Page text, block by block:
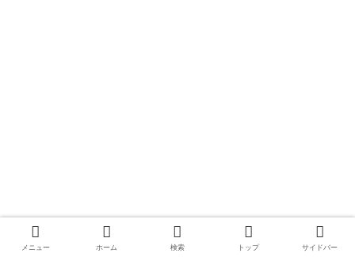
メニュー ホーム 検索 トップ サイドバー